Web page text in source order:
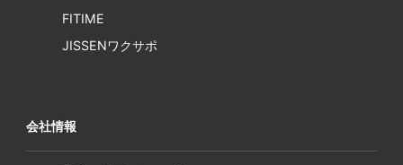
FITIME
JISSENワクサポ
会社情報